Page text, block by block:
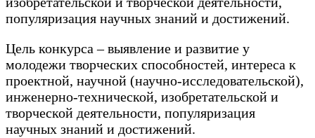
популяризация научных знаний и достижений.
Цель конкурса – выявление и развитие у
молодежи творческих способностей, интереса к
проектной, научной (научно-исследовательской),
инженерно-технической, изобретательской и
творческой деятельности, популяризация
научных знаний и достижений.